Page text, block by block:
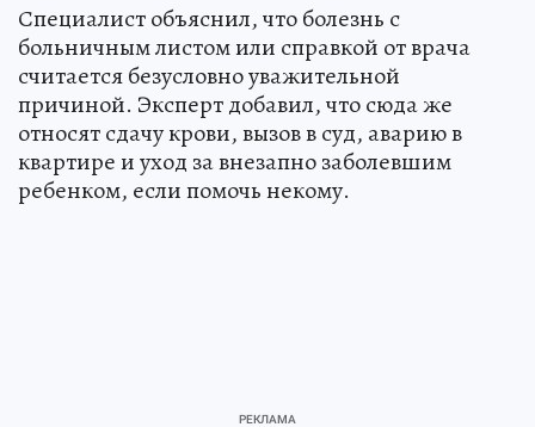
Специалист объяснил, что болезнь с
больничным листом или справкой от врача
считается безусловно уважительной
причиной. Эксперт добавил, что сюда же
относят сдачу крови, вызов в суд, аварию в
квартире и уход за внезапно заболевшим
ребенком, если помочь некому.